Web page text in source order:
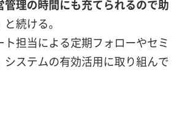
管理の時間にも充てられるので助
と続ける。
担当による定期フォローやセミ
システムの有効活用に取り組んで